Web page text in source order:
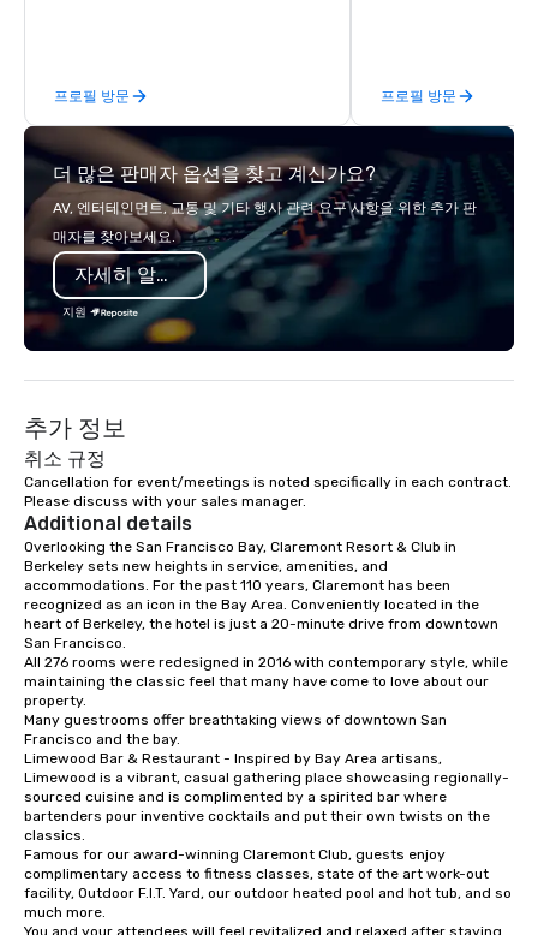
instructors guide participants
through collaborative cooking
sessions using high-quality
ingredients and time-tested
techniques. Whether you're planning a
corporate team-building retreat,
milestone celebration, or virtual
cooking experience, we create
memorable events that encourage
connection, boost engagement, and
leave participants with new skills
programs, birthday parties,
anniversary celebrations, rehearsal
dinners, holiday events, client
entertainment, and virtual team
connections. We handle everything
from ingredient sourcing to
instruction, making your event
planning seamless.
프로필 방문
offsites. Whether
think like a Silicon
world's fastest-
or walk away with a
innovation playbook,
seniority, and
프로필 방문
더 많은 판매자 옵션을 찾고 계신가요?
AV, 엔터테인먼트, 교통 및 기타 행사 관련 요구 사항을 위한 추가 판
매자를 찾아보세요.
자세히 알아보기
지원
추가 정보
취소 규정
Cancellation for event/meetings is noted specifically in each contract.
Please discuss with your sales manager.
Additional details
Overlooking the San Francisco Bay, Claremont Resort & Club in
Berkeley sets new heights in service, amenities, and
accommodations. For the past 110 years, Claremont has been
recognized as an icon in the Bay Area. Conveniently located in the
heart of Berkeley, the hotel is just a 20-minute drive from downtown
San Francisco.
All 276 rooms were redesigned in 2016 with contemporary style, while
maintaining the classic feel that many have come to love about our
property.
Many guestrooms offer breathtaking views of downtown San
Francisco and the bay.
Limewood Bar & Restaurant - Inspired by Bay Area artisans,
Limewood is a vibrant, casual gathering place showcasing regionally-
sourced cuisine and is complimented by a spirited bar where
bartenders pour inventive cocktails and put their own twists on the
classics.
Famous for our award-winning Claremont Club, guests enjoy
complimentary access to fitness classes, state of the art work-out
facility, Outdoor F.I.T. Yard, our outdoor heated pool and hot tub, and so
much more.